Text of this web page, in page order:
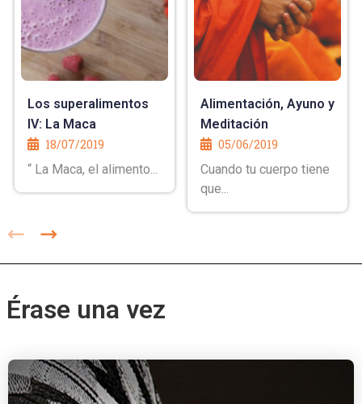
Los superalimentos
IV: La Maca
18/07/2019
“ La Maca, el alimento...
Alimentación, Ayuno y
Meditación
05/06/2019
Cuando tu cuerpo tiene
que...
Érase una vez